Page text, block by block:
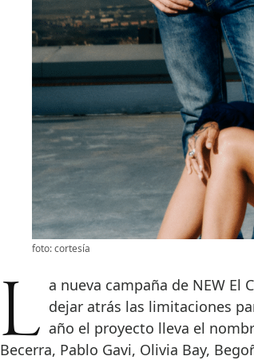
foto: cortesía
La nueva campaña de NEW El Corte Inglés parte de una idea sencilla: dejar atrás las limitaciones
año el proyecto lleva el
Becerra, Pablo Gavi, Olivia Bay,